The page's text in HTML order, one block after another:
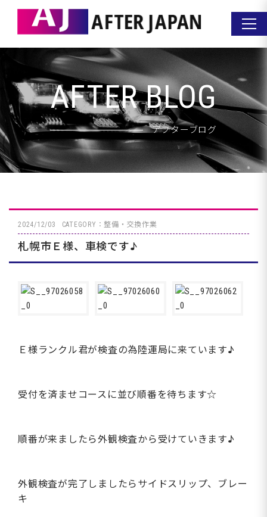
AFTER BLOG
アフターブログ
2024/12/03 CATEGORY：整備・交換作業
札幌市Ｅ様、車検です♪
Ｅ様ランクル君が検査の為陸運局に来ています♪
受付を済ませコースに並び順番を待ちます☆
順番が来ましたら外観検査から受けていきます♪
外観検査が完了しましたらサイドスリップ、ブレー
キ